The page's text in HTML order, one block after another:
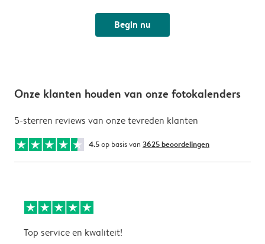
Begin nu
Onze klanten houden van onze fotokalenders
5-sterren reviews van onze tevreden klanten
4.5op basis van 3625 beoordelingen
Top service en kwaliteit!